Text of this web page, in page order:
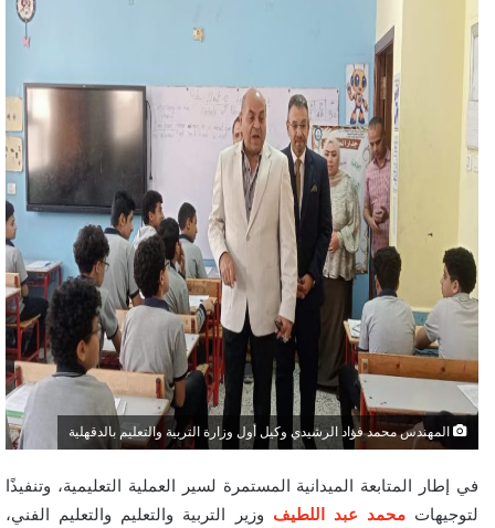
المهندس محمد فؤاد الرشيدي وكيل أول وزارة التربية والتعليم بالدقهلية
في إطار المتابعة الميدانية المستمرة لسير العملية التعليمية، وتنفيذًا
لتوجيهاتمحمد عبد اللطيف وزير التربية والتعليم والتعليم الفني،